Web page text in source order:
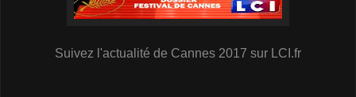
Suivez l'actualité de Cannes 2017 sur LCI.fr